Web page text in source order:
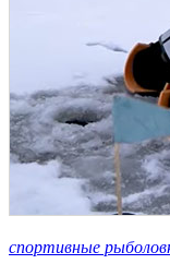
спортивные